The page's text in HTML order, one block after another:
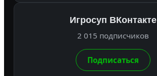
Игросуп ВКонтакте
2 015 подписчиков
Подписаться